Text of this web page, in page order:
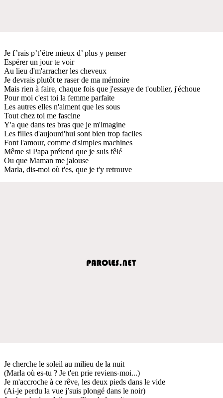
Je f’rais p’t’être mieux d’ plus y penser
Espérer un jour te voir
Au lieu d'm'arracher les cheveux
Je devrais plutôt te raser de ma mémoire
Mais rien à faire, chaque fois que j'essaye de t'oublier, j'échoue
Pour moi c'est toi la femme parfaite
Les autres elles n'aiment que les sous
Tout chez toi me fascine
Y'a que dans tes bras que je m'imagine
Les filles d'aujourd'hui sont bien trop faciles
Font l'amour, comme d'simples machines
Même si Papa prétend que je suis fêlé
Ou que Maman me jalouse
Marla, dis-moi où t'es, que je t'y retrouve
Je cherche le soleil au milieu de la nuit
(Marla où es-tu ? Je t'en prie reviens-moi...)
Je m'accroche à ce rêve, les deux pieds dans le vide
(Ai-je perdu la vue j’suis plongé dans le noir)